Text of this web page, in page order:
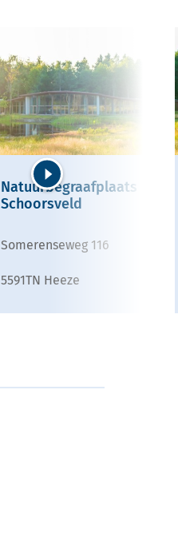
Natuurbegraafplaats
Schoorsveld
Somerenseweg 116
5591TN Heeze
Volgende